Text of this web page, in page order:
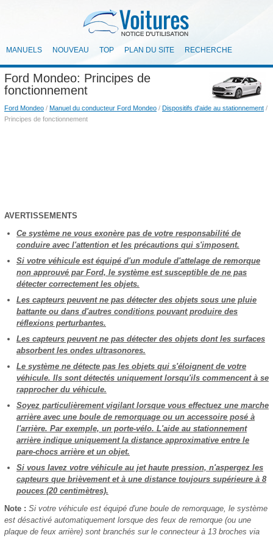
MANUELS NOUVEAU TOP PLAN DU SITE RECHERCHE
Ford Mondeo: Principes de
fonctionnement
Ford Mondeo / Manuel du conducteur Ford Mondeo / Dispositifs d'aide au stationnement /
Principes de fonctionnement
AVERTISSEMENTS
Ce système ne vous exonère pas de votre responsabilité de
conduire avec l'attention et les précautions qui s'imposent.
Si votre véhicule est équipé d'un module d'attelage de remorque
non approuvé par Ford, le système est susceptible de ne pas
détecter correctement les objets.
Les capteurs peuvent ne pas détecter des objets sous une pluie
battante ou dans d'autres conditions pouvant produire des
réflexions perturbantes.
Les capteurs peuvent ne pas détecter des objets dont les surfaces
absorbent les ondes ultrasonores.
Le système ne détecte pas les objets qui s'éloignent de votre
véhicule. Ils sont détectés uniquement lorsqu'ils commencent à se
rapprocher du véhicule.
Soyez particulièrement vigilant lorsque vous effectuez une marche
arrière avec une boule de remorquage ou un accessoire posé à
l'arrière. Par exemple, un porte-vélo. L'aide au stationnement
arrière indique uniquement la distance approximative entre le
pare-chocs arrière et un objet.
Si vous lavez votre véhicule au jet haute pression, n'aspergez les
capteurs que brièvement et à une distance toujours supérieure à 8
pouces (20 centimètres).
Note : Si votre véhicule est équipé d'une boule de remorquage, le système
est désactivé automatiquement lorsque des feux de remorque (ou une
plaque de feux arrière) sont branchés sur le connecteur à 13 broches via